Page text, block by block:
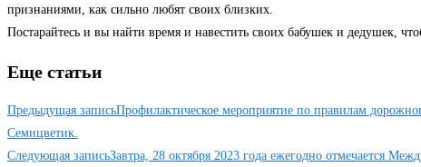
признаниями, как сильно любят своих близких.
Постарайтесь и вы найти время и навестить своих бабушек и дедушек,
Еще статьи
Предыдущая записьПрофилактическое мероприятие по правилам
Семицветик.
Следующая записьЗавтра, 28 октября 2023 года ежегодно отмечается